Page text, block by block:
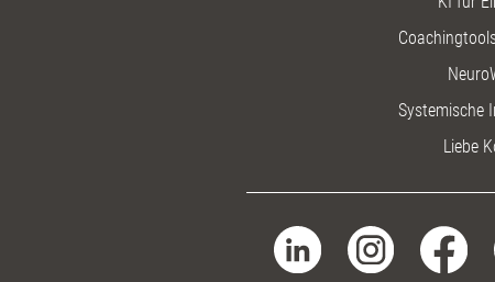
Systemische
Liebe